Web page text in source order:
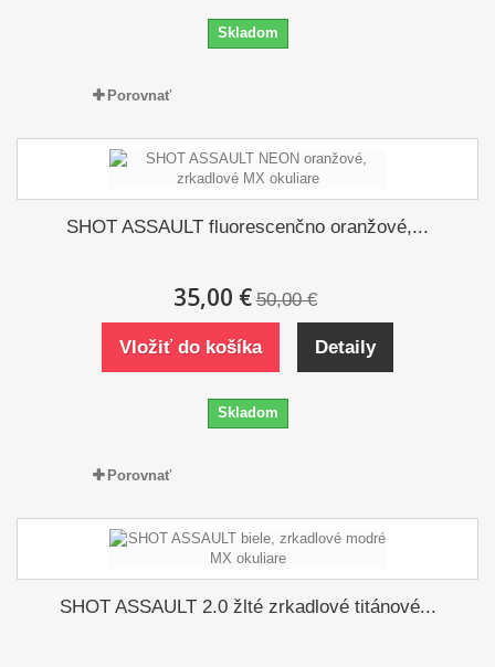
Skladom
Porovnať
SHOT ASSAULT fluorescenčno oranžové,...
35,00 € 50,00 €
Vložiť do košíka Detaily
Skladom
Porovnať
SHOT ASSAULT 2.0 žlté zrkadlové titánové...